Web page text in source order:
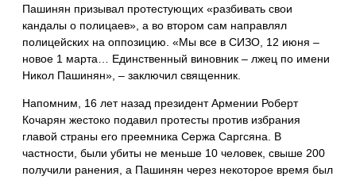
Пашинян призывал протестующих «разбивать свои
кандалы о полицаев», а во втором сам направлял
полицейских на оппозицию. «Мы все в СИЗО, 12 июня –
новое 1 марта… Единственный виновник – лжец по имени
Никол Пашинян», – заключил священник.
Напомним, 16 лет назад президент Армении Роберт
Кочарян жестоко подавил протесты против избрания
главой страны его преемника Сержа Саргсяна. В
частности, были убиты не меньше 10 человек, свыше 200
получили ранения, а Пашинян через некоторое время был